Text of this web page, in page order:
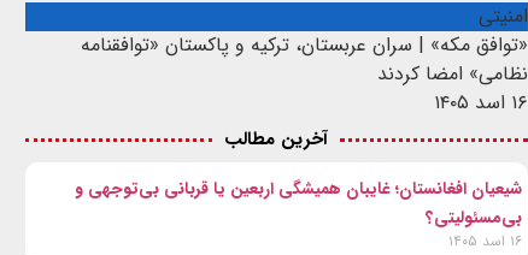
امنیتی
«توافق مکه» | سران عربستان، ترکیه و پاکستان «توافقنامه
نظامی» امضا کردند
۱۶ اسد ۱۴۰۵
آخرین مطالب
شیعیان افغانستان؛ غایبان همیشگی اربعین یا قربانی بی‌توجهی و
بی‌مسئولیتی؟
۱۶ اسد ۱۴۰۵